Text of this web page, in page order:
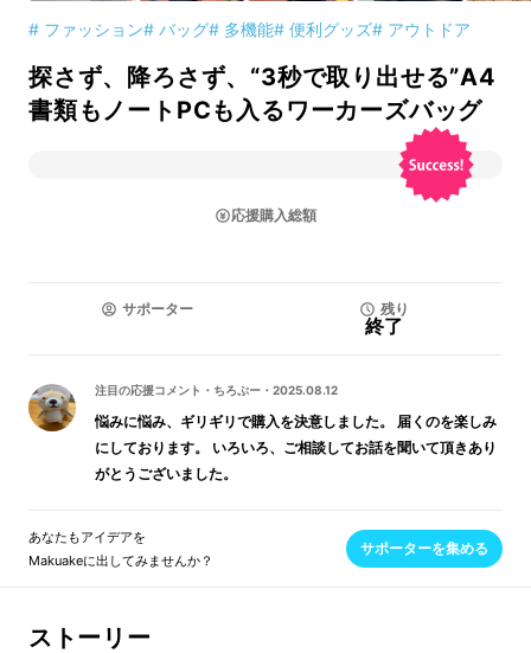
# ファッション# バッグ# 多機能# 便利グッズ# アウトドア
探さず、降ろさず、“3秒で取り出せる”A4
書類もノートPCも入るワーカーズバッグ
応援購入総額
サポーター 残り
終了
注目の応援コメント ・ ちろぷー ・ 2025.08.12
悩みに悩み、ギリギリで購入を決意しました。 届くのを楽しみ
にしております。 いろいろ、ご相談してお話を聞いて頂きあり
がとうございました。
あなたもアイデアを
Makuakeに出してみませんか？
サポーターを集める
ストーリー